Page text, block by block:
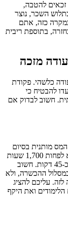
להטבה,
השכר, נוצר
כזה, אתם
בתוספת ריבית
מזכה
כלשהי. פקודת
להבטיח כי
חשוב לבדוק אם
מותנית בסיום
לימודים לרכישת מקצוע מסוים, שהיקפם הכולל הוא לפחות 1,700 שעות
לימוד אקדמיות. שעת לימוד אקדמית מוגדרת לרוב כ-45 דקות. חשוב
ההכשרה, ולא
עליכם להציג
ואת היקף